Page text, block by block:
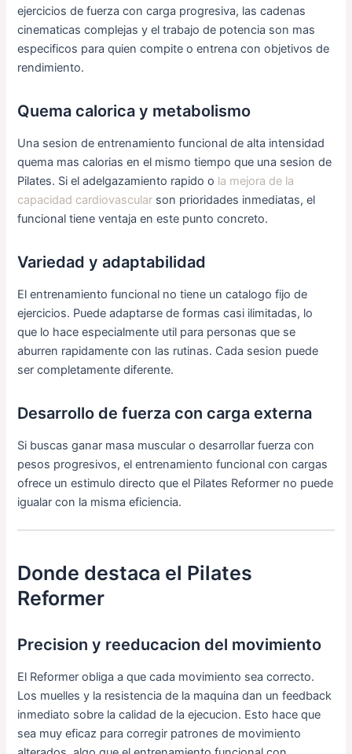
ejercicios de fuerza con carga progresiva, las cadenas
cinematicas complejas y el trabajo de potencia son mas
especificos para quien compite o entrena con objetivos de
rendimiento.
Quema calorica y metabolismo
Una sesion de entrenamiento funcional de alta intensidad
quema mas calorias en el mismo tiempo que una sesion de
Pilates. Si el adelgazamiento rapido o la mejora de la
capacidad cardiovascular son prioridades inmediatas, el
funcional tiene ventaja en este punto concreto.
Variedad y adaptabilidad
El entrenamiento funcional no tiene un catalogo fijo de
ejercicios. Puede adaptarse de formas casi ilimitadas, lo
que lo hace especialmente util para personas que se
aburren rapidamente con las rutinas. Cada sesion puede
ser completamente diferente.
Desarrollo de fuerza con carga externa
Si buscas ganar masa muscular o desarrollar fuerza con
pesos progresivos, el entrenamiento funcional con cargas
ofrece un estimulo directo que el Pilates Reformer no puede
igualar con la misma eficiencia.
Donde destaca el Pilates
Reformer
Precision y reeducacion del movimiento
El Reformer obliga a que cada movimiento sea correcto.
Los muelles y la resistencia de la maquina dan un feedback
inmediato sobre la calidad de la ejecucion. Esto hace que
sea muy eficaz para corregir patrones de movimiento